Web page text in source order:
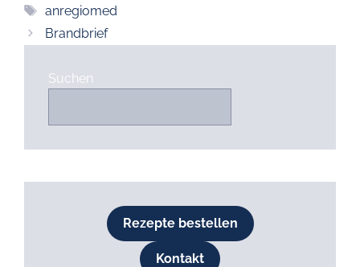
Schlagwörter
anregiomed
Brandbrief
Suchen
Rezepte bestellen
Kontakt